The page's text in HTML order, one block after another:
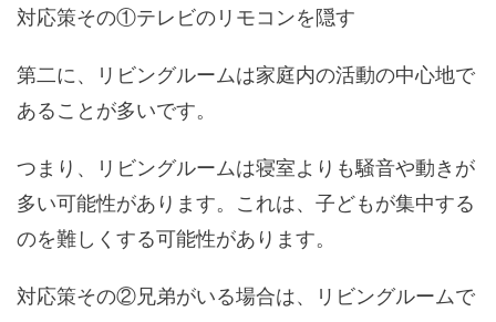
対応策その①テレビのリモコンを隠す
第二に、リビングルームは家庭内の活動の中心地で
あることが多いです。
つまり、リビングルームは寝室よりも騒音や動きが
多い可能性があります。これは、子どもが集中する
のを難しくする可能性があります。
対応策その②兄弟がいる場合は、リビングルームで